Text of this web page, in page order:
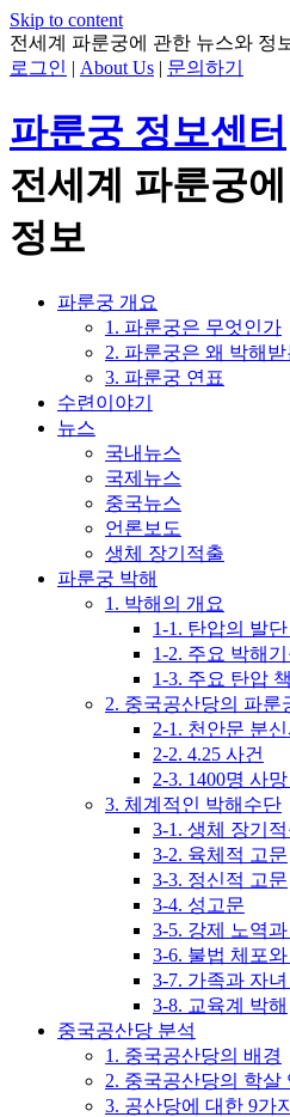
Skip to content
전세계 파룬궁에 관한 뉴스와 정
로그인 | About Us | 문의하기
파룬궁 정보센터
전세계 파룬궁
정보
파룬궁 개요
1. 파룬궁은 무엇인가
2. 파룬궁은 왜 박해받
3. 파룬궁 연표
수련이야기
뉴스
국내뉴스
국제뉴스
중국뉴스
언론보도
생체 장기적출
파룬궁 박해
1. 박해의 개요
1-1. 탄압의 발단
1-2. 주요 박해기
1-3. 주요 탄압
2. 중국공산당의 파룬
2-1. 천안문 분신
2-2. 4.25 사건
2-3. 1400명 사망
3. 체계적인 박해수단
3-1. 생체 장기
3-2. 육체적 고문
3-3. 정신적 고문
3-4. 성고문
3-5. 강제 노역
3-6. 불법 체포
3-7. 가족과 자녀
3-8. 교육계 박해
중국공산당 분석
1. 중국공산당의 배경
2. 중국공산당의 학살
3. 공산당에 대한 9가